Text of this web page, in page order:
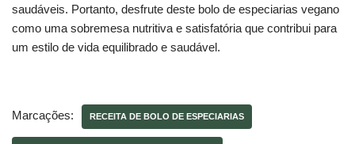
saudáveis. Portanto, desfrute deste bolo de especiarias vegano
como uma sobremesa nutritiva e satisfatória que contribui para
um estilo de vida equilibrado e saudável.
Marcações: RECEITA DE BOLO DE ESPECIARIAS